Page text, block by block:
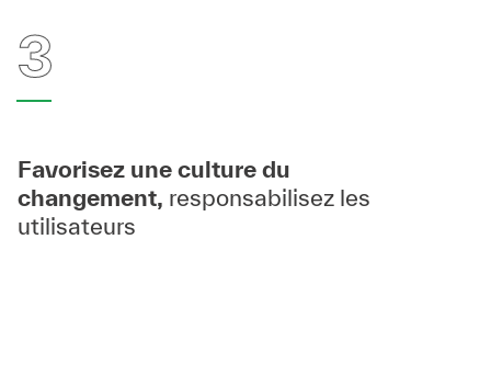
3
Favorisez une culture du
changement, responsabilisez les
utilisateurs